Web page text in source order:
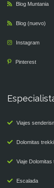
Blog Muntania
Blog (nuevo)
Instagram
Pinterest
Viajes
Dolomitas
Viaje Dolomitas
Escalada